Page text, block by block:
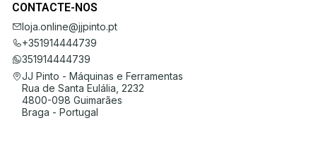
CONTACTE-NOS
loja.online@jjpinto.pt
+351914444739
351914444739
JJ Pinto - Máquinas e Ferramentas
Rua de Santa Eulália, 2232
4800-098 Guimarães
Braga - Portugal